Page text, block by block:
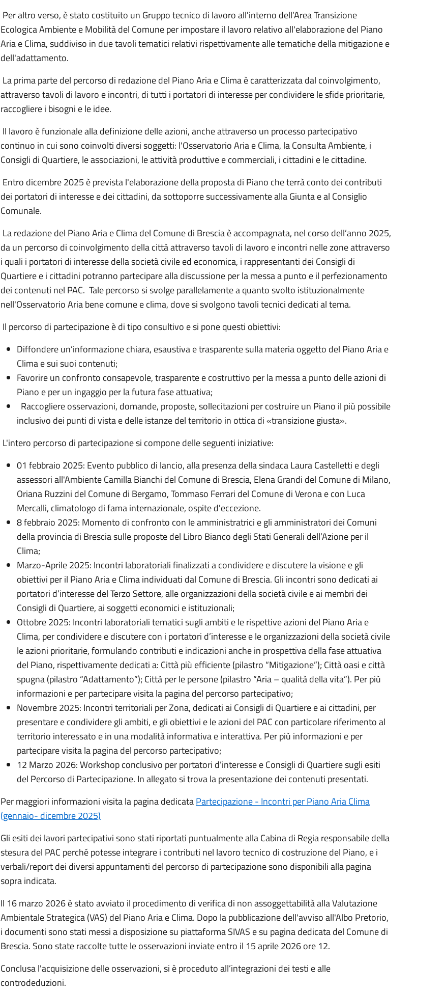
Per altro verso, è stato costituito un Gruppo tecnico di lavoro all'interno dell’Area Transizione
Ecologica Ambiente e Mobilità del Comune per impostare il lavoro relativo all'elaborazione del Piano
Aria e Clima, suddiviso in due tavoli tematici relativi rispettivamente alle tematiche della mitigazione e
dell'adattamento.
La prima parte del percorso di redazione del Piano Aria e Clima è caratterizzata dal coinvolgimento,
attraverso tavoli di lavoro e incontri, di tutti i portatori di interesse per condividere le sfide prioritarie,
raccogliere i bisogni e le idee.
Il lavoro è funzionale alla definizione delle azioni, anche attraverso un processo partecipativo
continuo in cui sono coinvolti diversi soggetti: l'Osservatorio Aria e Clima, la Consulta Ambiente, i
Consigli di Quartiere, le associazioni, le attività produttive e commerciali, i cittadini e le cittadine.
Entro dicembre 2025 è prevista l'elaborazione della proposta di Piano che terrà conto dei contributi
dei portatori di interesse e dei cittadini, da sottoporre successivamente alla Giunta e al Consiglio
Comunale.
La redazione del Piano Aria e Clima del Comune di Brescia è accompagnata, nel corso dell’anno 2025,
da un percorso di coinvolgimento della città attraverso tavoli di lavoro e incontri nelle zone attraverso
i quali i portatori di interesse della società civile ed economica, i rappresentanti dei Consigli di
Quartiere e i cittadini potranno partecipare alla discussione per la messa a punto e il perfezionamento
dei contenuti nel PAC. Tale percorso si svolge parallelamente a quanto svolto istituzionalmente
nell'Osservatorio Aria bene comune e clima, dove si svolgono tavoli tecnici dedicati al tema.
Il percorso di partecipazione è di tipo consultivo e si pone questi obiettivi:
Diffondere un’informazione chiara, esaustiva e trasparente sulla materia oggetto del Piano Aria e
Clima e sui suoi contenuti;
Favorire un confronto consapevole, trasparente e costruttivo per la messa a punto delle azioni di
Piano e per un ingaggio per la futura fase attuativa;
Raccogliere osservazioni, domande, proposte, sollecitazioni per costruire un Piano il più possibile
inclusivo dei punti di vista e delle istanze del territorio in ottica di «transizione giusta».
L'intero percorso di partecipazione si compone delle seguenti iniziative:
01 febbraio 2025: Evento pubblico di lancio, alla presenza della sindaca Laura Castelletti e degli
assessori all'Ambiente Camilla Bianchi del Comune di Brescia, Elena Grandi del Comune di Milano,
Oriana Ruzzini del Comune di Bergamo, Tommaso Ferrari del Comune di Verona e con Luca
Mercalli, climatologo di fama internazionale, ospite d'eccezione.
8 febbraio 2025: Momento di confronto con le amministratrici e gli amministratori dei Comuni
della provincia di Brescia sulle proposte del Libro Bianco degli Stati Generali dell’Azione per il
Clima;
Marzo-Aprile 2025: Incontri laboratoriali finalizzati a condividere e discutere la visione e gli
obiettivi per il Piano Aria e Clima individuati dal Comune di Brescia. Gli incontri sono dedicati ai
portatori d’interesse del Terzo Settore, alle organizzazioni della società civile e ai membri dei
Consigli di Quartiere, ai soggetti economici e istituzionali;
Ottobre 2025: Incontri laboratoriali tematici sugli ambiti e le rispettive azioni del Piano Aria e
Clima, per condividere e discutere con i portatori d’interesse e le organizzazioni della società civile
le azioni prioritarie, formulando contributi e indicazioni anche in prospettiva della fase attuativa
del Piano, rispettivamente dedicati a: Città più efficiente (pilastro “Mitigazione”); Città oasi e città
spugna (pilastro “Adattamento”); Città per le persone (pilastro “Aria – qualità della vita”). Per più
informazioni e per partecipare visita la pagina del percorso partecipativo;
Novembre 2025: Incontri territoriali per Zona, dedicati ai Consigli di Quartiere e ai cittadini, per
presentare e condividere gli ambiti, e gli obiettivi e le azioni del PAC con particolare riferimento al
territorio interessato e in una modalità informativa e interattiva. Per più informazioni e per
partecipare visita la pagina del percorso partecipativo;
12 Marzo 2026: Workshop conclusivo per portatori d’interesse e Consigli di Quartiere sugli esiti
del Percorso di Partecipazione. In allegato si trova la presentazione dei contenuti presentati.
Per maggiori informazioni visita la pagina dedicataPartecipazione - Incontri per Piano Aria Clima
(gennaio- dicembre 2025)
Gli esiti dei lavori partecipativi sono stati riportati puntualmente alla Cabina di Regia responsabile della
stesura del PAC perché potesse integrare i contributi nel lavoro tecnico di costruzione del Piano, e i
verbali/report dei diversi appuntamenti del percorso di partecipazione sono disponibili alla pagina
sopra indicata.
Il 16 marzo 2026 è stato avviato il procedimento di verifica di non assoggettabilità alla Valutazione
Ambientale Strategica (VAS) del Piano Aria e Clima. Dopo la pubblicazione dell'avviso all'Albo Pretorio,
i documenti sono stati messi a disposizione su piattaforma SIVAS e su pagina dedicata del Comune di
Brescia. Sono state raccolte tutte le osservazioni inviate entro il 15 aprile 2026 ore 12.
Conclusa l'acquisizione delle osservazioni, si è proceduto all’integrazioni dei testi e alle
controdeduzioni.